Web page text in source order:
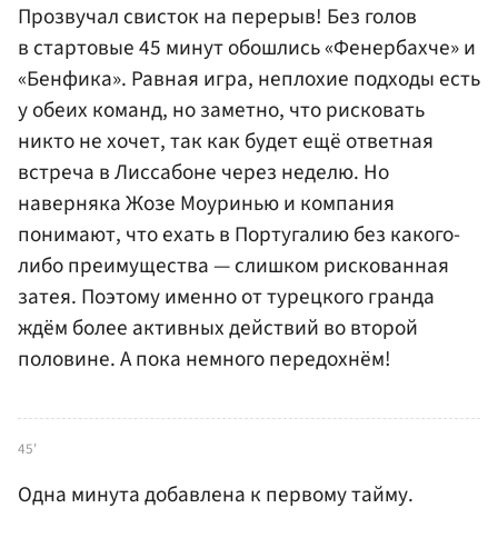
Прозвучал свисток на перерыв! Без голов
в стартовые 45 минут обошлись «Фенербахче» и
«Бенфика». Равная игра, неплохие подходы есть
у обеих команд, но заметно, что рисковать
никто не хочет, так как будет ещё ответная
встреча в Лиссабоне через неделю. Но
наверняка Жозе Моуринью и компания
понимают, что ехать в Португалию без какого-
либо преимущества — слишком рискованная
затея. Поэтому именно от турецкого гранда
ждём более активных действий во второй
половине. А пока немного передохнём!
45'
Одна минута добавлена к первому тайму.